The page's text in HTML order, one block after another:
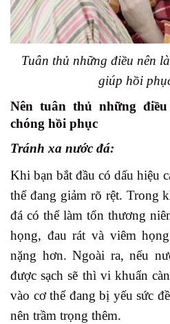
Tuân thủ những điều nên
giúp hồi
Nên tuân thủ những
chóng hồi phục
Tránh xa nước đá:
Khi bạn bắt đầu có dấu hiệu
thể đang giảm rõ rệt. Trong
đá có thể làm tổn thương
họng, đau rát và viêm
nặng hơn. Ngoài ra, nếu
được sạch sẽ thì vi khuẩn
vào cơ thể đang bị yếu sức
nên trầm trọng thêm.